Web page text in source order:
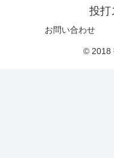
投打
お問い合わせ
© 2018